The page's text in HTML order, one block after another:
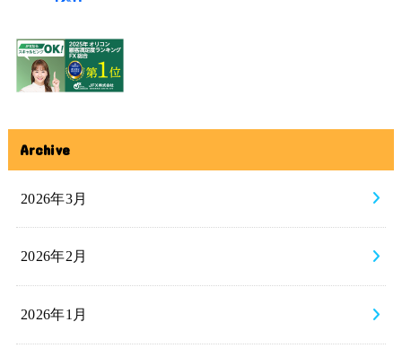
Archive
2026年3月
2026年2月
2026年1月